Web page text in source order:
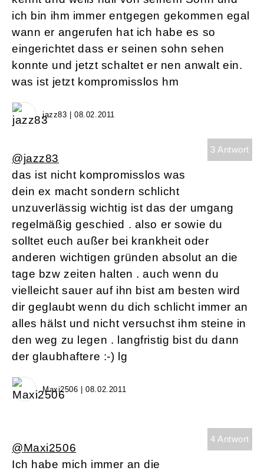
ich bin ihm immer entgegen gekommen egal
wann er angerufen hat ich habe es so
eingerichtet dass er seinen sohn sehen
konnte und jetzt schaltet er nen anwalt ein.
was ist jetzt kompromisslos hm
jazz83 | 08.02.2011
3 Antwort
@jazz83
das ist nicht kompromisslos was
dein ex macht sondern schlicht
unzuverlässig wichtig ist das der umgang
regelmäßig geschied . also er sowie du
solltet euch außer bei krankheit oder
anderen wichtigen gründen absolut an die
tage bzw zeiten halten . auch wenn du
vielleicht sauer auf ihn bist am besten wird
dir geglaubt wenn du dich schlicht immer an
alles hälst und nicht versuchst ihm steine in
den weg zu legen . langfristig bist du dann
der glaubhaftere :-) lg
Maxi2506 | 08.02.2011
4 Antwort
@Maxi2506
Ich habe mich immer an die